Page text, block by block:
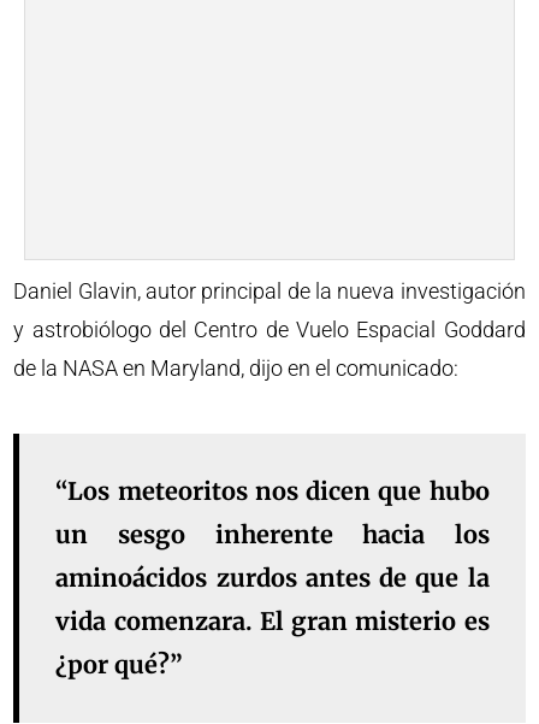
Daniel Glavin, autor principal de la nueva investigación
y astrobiólogo del Centro de Vuelo Espacial Goddard
de la NASA en Maryland, dijo en el comunicado:
“Los meteoritos nos dicen que hubo
un sesgo inherente hacia los
aminoácidos zurdos antes de que la
vida comenzara. El gran misterio es
¿por qué?”